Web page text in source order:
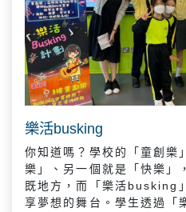
樂活busking
你知道嗎？學校的「童創樂
樂」、另一個就是「快樂」
既地方，而「樂活busking
享夢想的舞台。學生透過